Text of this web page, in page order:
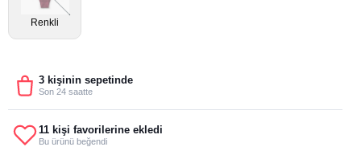
Renkli
3 kişinin sepetinde
Son 24 saatte
11 kişi favorilerine ekledi
Bu ürünü beğendi